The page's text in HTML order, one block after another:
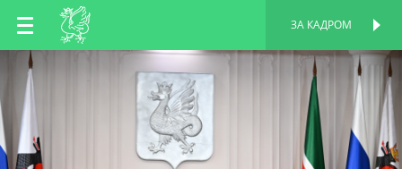
RU
TT
ЗА КАДРОМ
ПЕРСОНАЛЬНАЯ
СТРАНИЦА